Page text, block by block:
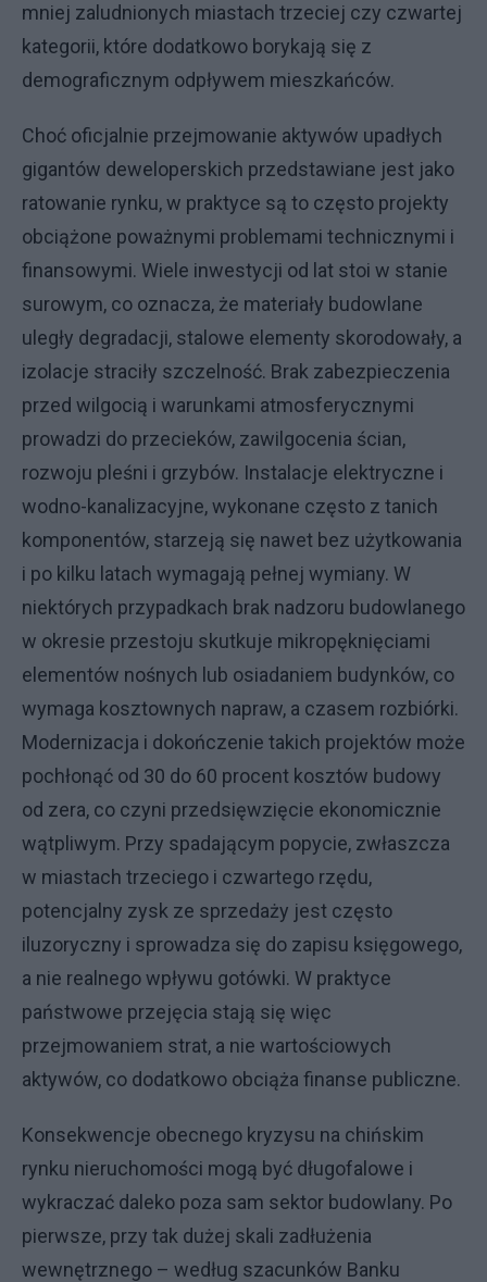
mniej zaludnionych miastach trzeciej czy czwartej
kategorii, które dodatkowo borykają się z
demograficznym odpływem mieszkańców.
Choć oficjalnie przejmowanie aktywów upadłych
gigantów deweloperskich przedstawiane jest jako
ratowanie rynku, w praktyce są to często projekty
obciążone poważnymi problemami technicznymi i
finansowymi. Wiele inwestycji od lat stoi w stanie
surowym, co oznacza, że materiały budowlane
uległy degradacji, stalowe elementy skorodowały, a
izolacje straciły szczelność. Brak zabezpieczenia
przed wilgocią i warunkami atmosferycznymi
prowadzi do przecieków, zawilgocenia ścian,
rozwoju pleśni i grzybów. Instalacje elektryczne i
wodno-kanalizacyjne, wykonane często z tanich
komponentów, starzeją się nawet bez użytkowania
i po kilku latach wymagają pełnej wymiany. W
niektórych przypadkach brak nadzoru budowlanego
w okresie przestoju skutkuje mikropęknięciami
elementów nośnych lub osiadaniem budynków, co
wymaga kosztownych napraw, a czasem rozbiórki.
Modernizacja i dokończenie takich projektów może
pochłonąć od 30 do 60 procent kosztów budowy
od zera, co czyni przedsięwzięcie ekonomicznie
wątpliwym. Przy spadającym popycie, zwłaszcza
w miastach trzeciego i czwartego rzędu,
potencjalny zysk ze sprzedaży jest często
iluzoryczny i sprowadza się do zapisu księgowego,
a nie realnego wpływu gotówki. W praktyce
państwowe przejęcia stają się więc
przejmowaniem strat, a nie wartościowych
aktywów, co dodatkowo obciąża finanse publiczne.
Konsekwencje obecnego kryzysu na chińskim
rynku nieruchomości mogą być długofalowe i
wykraczać daleko poza sam sektor budowlany. Po
pierwsze, przy tak dużej skali zadłużenia
wewnętrznego – według szacunków Banku